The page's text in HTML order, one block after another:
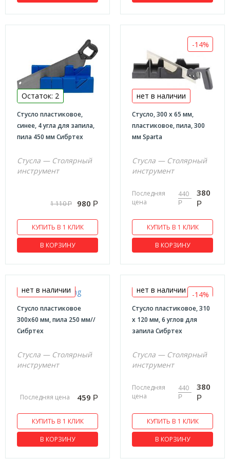
Аксессуары автомобильные
Щетки-сметки
Щетки стеклоочистителя
Компрессоры автомобильные
Домкраты
MATRIX
MATRIX
Пистолеты пневматические
Гидроуровни
Дальномеры
Линейки
Уровни лазерные
Рулетки
Угольники
Крепежный инструмент
Хомуты пластиковые (стяжки кабельные)
Скобы для пневматического степлера
Гвозди для пневматического степлера
Заклепки вытяжные
Остаток: 2
Стусло пластиковое,
синее, 4 угла для запила,
пила 450 мм Сибртех
Стусла — Столярный
инструмент
1 110Р 980 Р
КУПИТЬ В 1 КЛИК
В КОРЗИНУ
-14%
нет в наличии
Стусло, 300 х 65 мм,
пластиковое, пила, 300
мм Sparta
Стусла — Столярный
инструмент
Последняя
цена
440
Р
380
Р
КУПИТЬ В 1 КЛИК
В КОРЗИНУ
нет в наличии
Стусло пластиковое
300х60 мм, пила 250 мм//
Сибртех
Стусла — Столярный
инструмент
Последняя цена 459 Р
КУПИТЬ В 1 КЛИК
В КОРЗИНУ
-14%
нет в наличии
Стусло пластиковое, 310
x 120 мм, 6 углов для
запила Сибртех
Стусла — Столярный
инструмент
Последняя
цена
440
Р
380
Р
КУПИТЬ В 1 КЛИК
В КОРЗИНУ